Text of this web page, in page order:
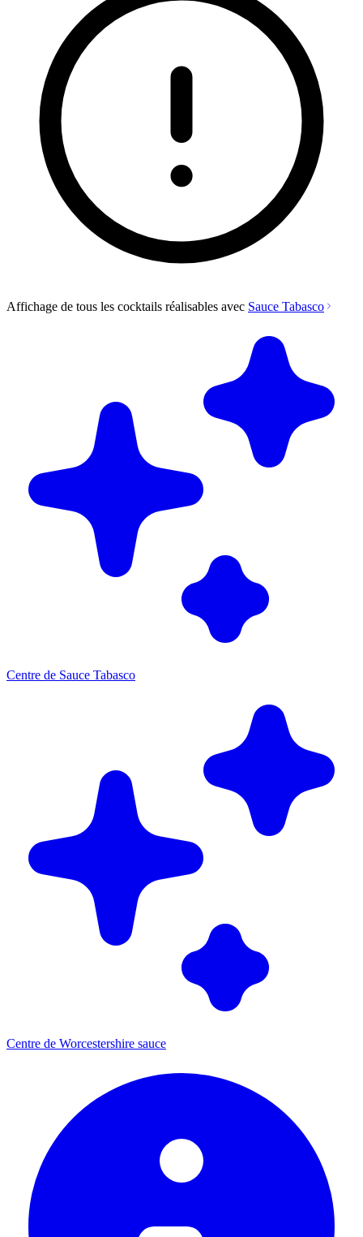
Affichage de tous les cocktails réalisables avec Sauce Tabasco
Centre de Sauce Tabasco
Centre de Worcestershire sauce